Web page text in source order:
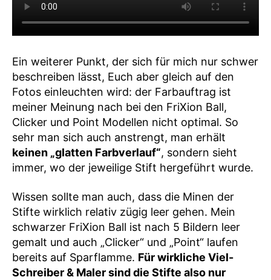
Ein weiterer Punkt, der sich für mich nur schwer
beschreiben lässt, Euch aber gleich auf den
Fotos einleuchten wird: der Farbauftrag ist
meiner Meinung nach bei den FriXion Ball,
Clicker und Point Modellen nicht optimal. So
sehr man sich auch anstrengt, man erhält
keinen „glatten Farbverlauf“, sondern sieht
immer, wo der jeweilige Stift hergeführt wurde.
Wissen sollte man auch, dass die Minen der
Stifte wirklich relativ zügig leer gehen. Mein
schwarzer FriXion Ball ist nach 5 Bildern leer
gemalt und auch „Clicker“ und „Point“ laufen
bereits auf Sparflamme. Für wirkliche Viel-
Schreiber & Maler sind die Stifte also nur